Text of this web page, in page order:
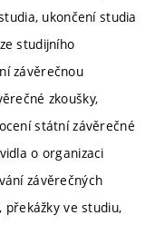
ukončení studia
studijního
závěrečnou
zkoušky,
státní závěrečné
o organizaci
závěrečných
ve studiu,